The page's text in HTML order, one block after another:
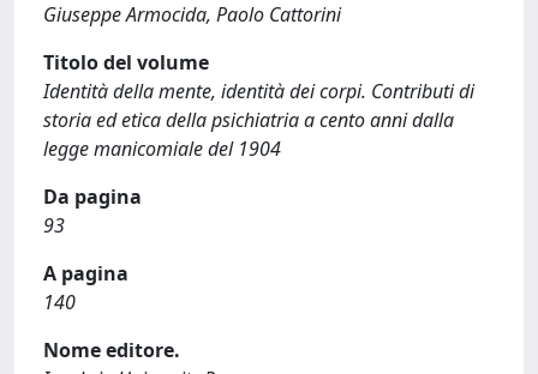
Giuseppe Armocida, Paolo Cattorini
Titolo del volume
Identità della mente, identità dei corpi. Contributi di
storia ed etica della psichiatria a cento anni dalla
legge manicomiale del 1904
Da pagina
93
A pagina
140
Nome editore.